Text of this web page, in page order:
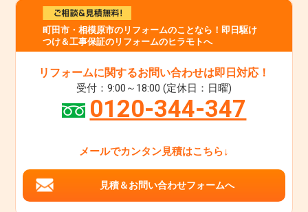
町田市・相模原市のリフォームのことなら！即日駆け
つけ＆工事保証のリフォームのヒラモトへ
リフォームに関するお問い合わせは即日対応！
受付：9:00～18:00 (定休日：日曜)
0120-344-347
メールでカンタン見積はこちら↓
見積＆お問い合わせフォームへ